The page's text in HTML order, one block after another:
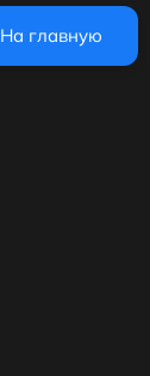
На главную